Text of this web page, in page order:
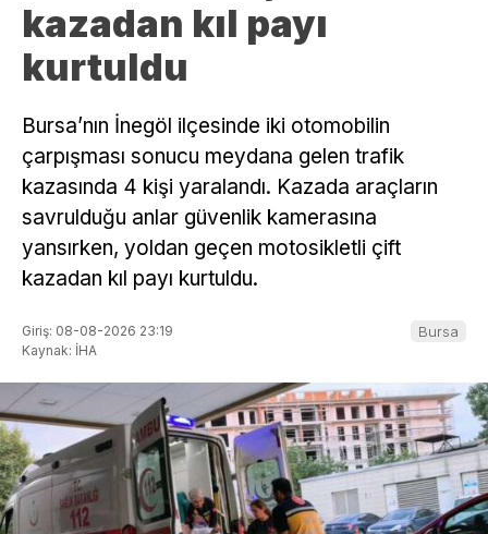
kazadan kıl payı
kurtuldu
Bursa’nın İnegöl ilçesinde iki otomobilin
çarpışması sonucu meydana gelen trafik
kazasında 4 kişi yaralandı. Kazada araçların
savrulduğu anlar güvenlik kamerasına
yansırken, yoldan geçen motosikletli çift
kazadan kıl payı kurtuldu.
Giriş: 08-08-2026 23:19
Kaynak: İHA
Bursa